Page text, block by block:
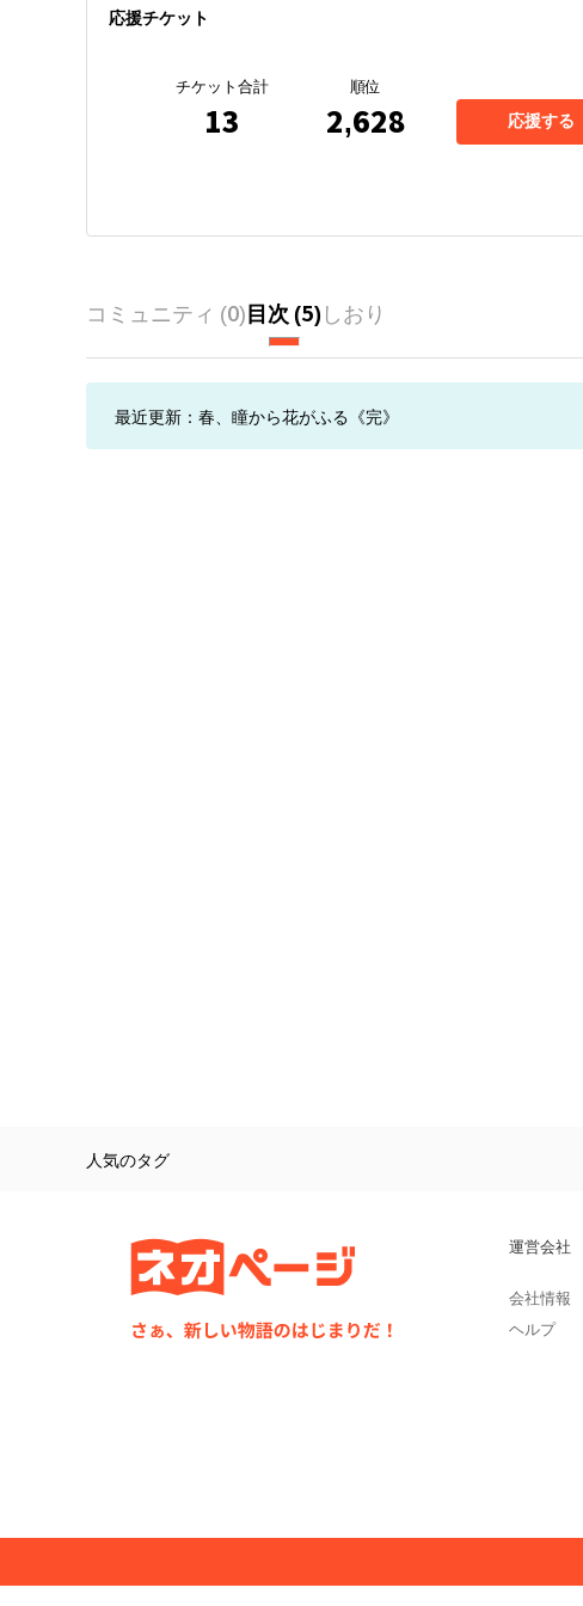
応援チケット
チケット合計
13
順位
2,628 応援する
コミュニティ (0)目次 (5)しおり
最近更新： 春、瞳から花がふる《完》
人気のタグ
運営会社
会社情報
ヘルプ